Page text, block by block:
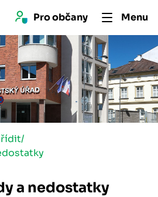
Pro občany Menu
/
a nedostatky